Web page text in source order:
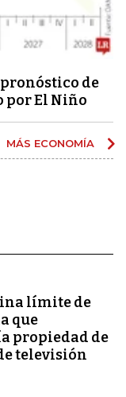
pronóstico de
por El Niño
MÁS ECONOMÍA
límite de
que
propiedad de
televisión